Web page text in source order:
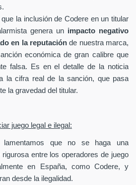
la inclusión de Codere en un titular
genera un impacto negativo
en la reputación de nuestra marca,
económica de gran calibre que
falsa. Es en el detalle de la noticia
la cifra real de la sanción, que pasa
la gravedad del titular.
juego legal e ilegal:
que no se haga una
entre los operadores de juego
en España, como Codere, y
desde la ilegalidad.